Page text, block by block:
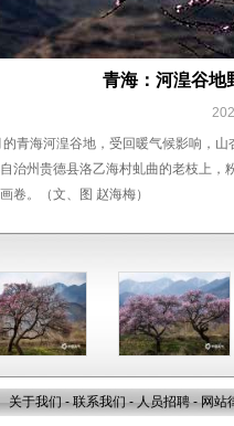
青海：河湟谷地
青海河湟谷地，受回暖气候影响，
治州贵德县洛乙海村虬曲的老枝上
卷。（文、图 赵海梅）
关于我们 - 联系我们 - 人员招聘 - 网站